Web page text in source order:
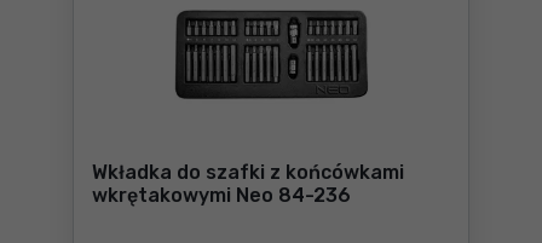
Wkładka do szafki z końcówkami
wkrętakowymi Neo 84-236